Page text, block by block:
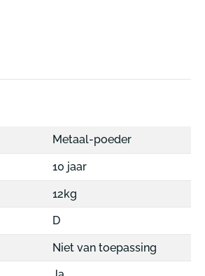
Metaal-poeder
10 jaar
12kg
D
Niet van toepassing